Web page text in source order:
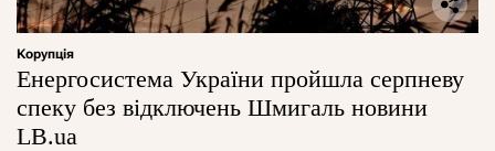
Корупція
Енергосистема України пройшла серпневу
спеку без відключень Шмигаль новини
LB.ua